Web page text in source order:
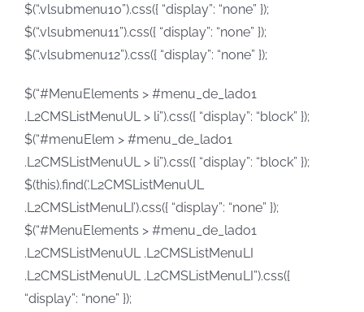
$(“.vlsubmenu10”).css({ “display”: “none” });
$(“.vlsubmenu11”).css({ “display”: “none” });
$(“.vlsubmenu12”).css({ “display”: “none” });
$(“#MenuElements > #menu_de_lado1
.L2CMSListMenuUL > li”).css({ “display”: “block” });
$(“#menuElem > #menu_de_lado1
.L2CMSListMenuUL > li”).css({ “display”: “block” });
$(this).find(‘.L2CMSListMenuUL
.L2CMSListMenuLI’).css({ “display”: “none” });
$(“#MenuElements > #menu_de_lado1
.L2CMSListMenuUL .L2CMSListMenuLI
.L2CMSListMenuUL .L2CMSListMenuLI”).css({
“display”: “none” });